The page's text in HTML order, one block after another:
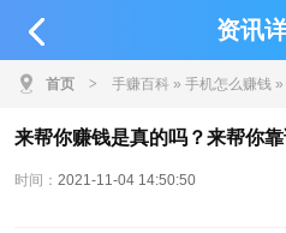
资讯
首页 > 手赚百科 » 手机怎么赚钱
吗？小编亲测告诉你
来帮你赚钱是真的吗？来帮你
时间： 2021-11-04 14:50:50